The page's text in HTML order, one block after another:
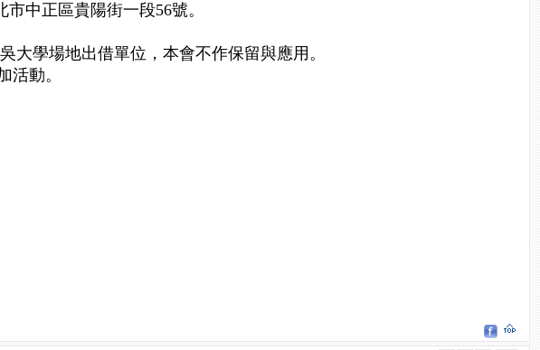
中正區貴陽街一段56號。
大學場地出借單位，本會不作保留與應用。
活動。